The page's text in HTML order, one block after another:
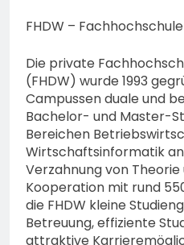
FHDW –
Die private
(FHDW) wurde 1993
Campussen duale und
Bachelor- und Master-
Bereichen
Wirtschaftsinformatik
Verzahnung von Theorie
Kooperation mit rund
die FHDW kleine
Betreuung, effiziente
attraktive